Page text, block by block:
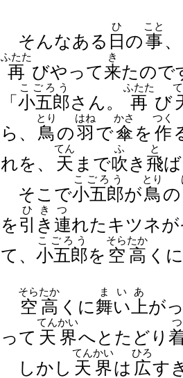
そんなある 日
ひ
の事
こと
、
再
ふたた
びやって来
き
たので
「 小五郎
こごろう
さん。 再
ふたた
び
ら、 鳥
とり
の羽
はね
で傘
かさ
を 作
つく
れを、
天
てん
まで吹
ふ
き 飛
と
そこで小五郎
こごろう
が鳥
とり
の
を引き連
ひきつ
れたキツネ
て、 小五郎
こごろう
を 空高
そらたか
くに
空高
そらたか
くに舞い上
まいあ
が
って 天界
てんかい
へとたどり
つ
しかし 天界
てんかい
は 広
ひろ
す